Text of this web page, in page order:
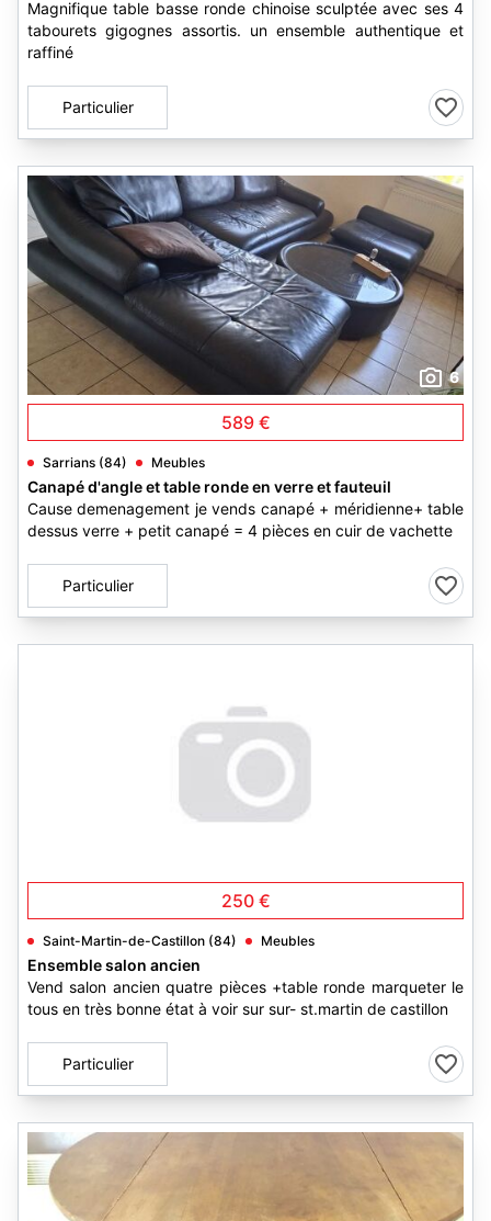
Magnifique table basse ronde chinoise sculptée avec ses 4
tabourets gigognes assortis. un ensemble authentique et
raffiné
Particulier
6
589 €
Sarrians (84) Meubles
Canapé d'angle et table ronde en verre et fauteuil
Cause demenagement je vends canapé + méridienne+ table
dessus verre + petit canapé = 4 pièces en cuir de vachette
Particulier
250 €
Saint-Martin-de-Castillon (84) Meubles
Ensemble salon ancien
Vend salon ancien quatre pièces +table ronde marqueter le
tous en très bonne état à voir sur sur- st.martin de castillon
Particulier